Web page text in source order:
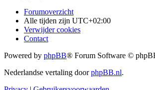
Forumoverzicht
Alle tijden zijn UTC+02:00
Verwijder cookies
Contact
Powered by phpBB® Forum Software ©
Nederlandse vertaling doorphpBB.nl.